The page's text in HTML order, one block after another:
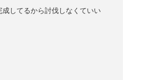
成してるから討伐しなくていい